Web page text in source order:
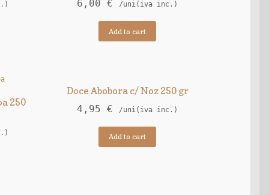
6,00€ /uni(iva inc.)
Add to cart
250
Doce Abobora c/ Noz 250 gr
4,95€ /uni(iva inc.)
Add to cart